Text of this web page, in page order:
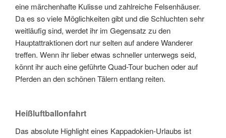
eine märchenhafte Kulisse und zahlreiche Felsenhäuser.
Da es so viele Möglichkeiten gibt und die Schluchten sehr
weitläufig sind, werdet ihr im Gegensatz zu den
Hauptattraktionen dort nur selten auf andere Wanderer
treffen. Wenn ihr lieber etwas schneller unterwegs seid,
könnt ihr auch eine geführte Quad-Tour buchen oder auf
Pferden an den schönen Tälern entlang reiten.
Heißluftballonfahrt
Das absolute Highlight eines Kappadokien-Urlaubs ist